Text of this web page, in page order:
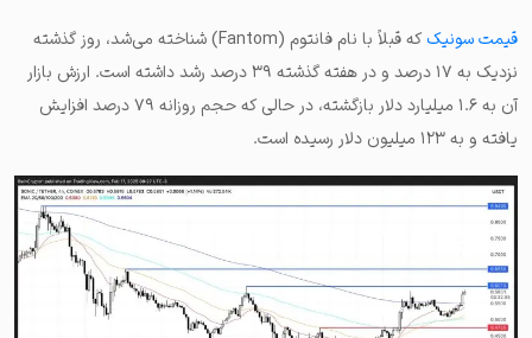
قیمت سونیک
که قبلاً با نام فانتوم (Fantom) شناخته می‌شد، روز گذشته
نزدیک به ۱۷ درصد و در هفته گذشته ۳۹ درصد رشد داشته است. ارزش بازار
آن به ۱.۶ میلیارد دلار بازگشته، در حالی که حجم روزانه ۷۹ درصد افزایش
یافته و به ۱۲۳ میلیون دلار رسیده است.